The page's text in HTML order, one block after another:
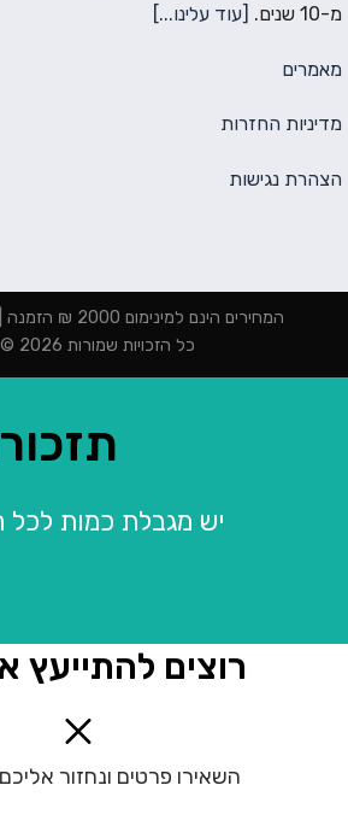
מ-10 שנים.
[עוד עלינו...]
מאמרים
מדיניות החזרות
הצהרת נגישות
המחירים הינם למינימום 2000 ₪ הזמנה | המחירים לא כוללים מיתוג | המחירים לא כוללים מע"מ
כל הזכויות שמורות 2026 ©
יש מגבלת כמות לכל
רוצים להתייעץ
השאירו פרטים ונחזור